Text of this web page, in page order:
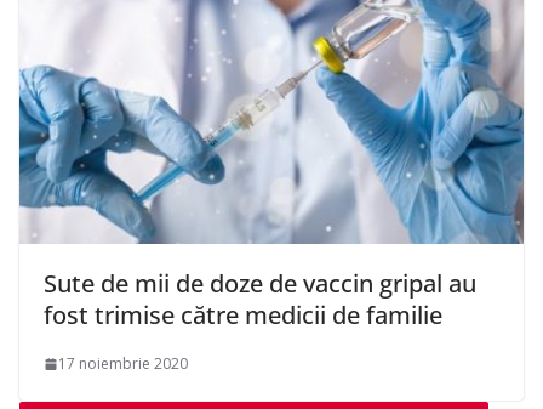
Sute de mii de doze de vaccin gripal au
fost trimise către medicii de familie
17 noiembrie 2020